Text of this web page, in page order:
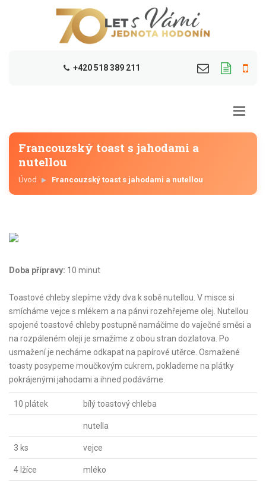
+420 518 389 211
Francouzský toast s jahodami a
nutellou
Úvod Francouzský toast s jahodami a nutellou
Doba přípravy: 10 minut
Toastové chleby slepíme vždy dva k sobě nutellou. V misce si
smícháme vejce s mlékem a na pánvi rozehřejeme olej. Nutellou
spojené toastové chleby postupně namáčíme do vaječné směsi a
na rozpáleném oleji je smažíme z obou stran dozlatova. Po
usmažení je necháme odkapat na papírové utěrce. Osmažené
toasty posypeme moučkovým cukrem, poklademe na plátky
pokrájenými jahodami a ihned podáváme.
10 plátek bílý toastový chleba
nutella
3 ks vejce
4 lžíce mléko